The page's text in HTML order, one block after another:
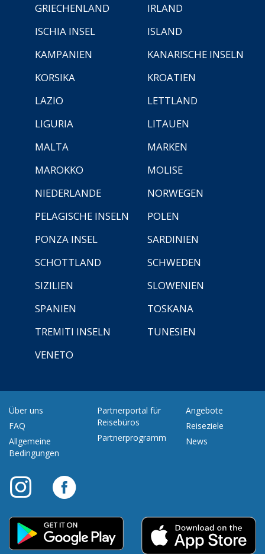
GRIECHENLAND
IRLAND
ISCHIA INSEL
ISLAND
KAMPANIEN
KANARISCHE INSELN
KORSIKA
KROATIEN
LAZIO
LETTLAND
LIGURIA
LITAUEN
MALTA
MARKEN
MAROKKO
MOLISE
NIEDERLANDE
NORWEGEN
PELAGISCHE INSELN
POLEN
PONZA INSEL
SARDINIEN
SCHOTTLAND
SCHWEDEN
SIZILIEN
SLOWENIEN
SPANIEN
TOSKANA
TREMITI INSELN
TUNESIEN
VENETO
Über uns
FAQ
Allgemeine
Bedingungen
Partnerportal für
Reisebüros
Partnerprogramm
Angebote
Reiseziele
News